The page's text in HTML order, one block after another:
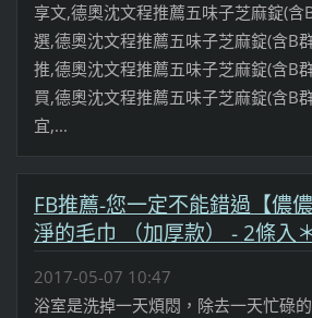
享文,德奧沈文程推薦五味子芝麻錠(
選,德奧沈文程推薦五味子芝麻錠(含B
推,德奧沈文程推薦五味子芝麻錠(含B
買,德奧沈文程推薦五味子芝麻錠(含B
宜,...
FB推薦-您一定不能錯過【儂
淨的毛巾 （加厚款） - 2條入
2017-05-07 10:47
浴室是洗掉一天煩悶，除去一天忙碌